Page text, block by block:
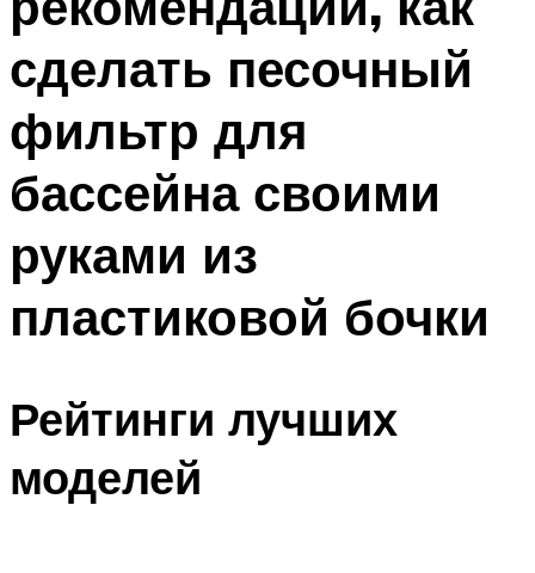
ПЛАВАНЬЕ ДЛЯ ДЕТЕЙ
БАССЕЙН ДЛЯ ДОМА
МЕНЮ
сделать песочный
фильтр для
бассейна своими
руками из
пластиковой бочки
Рейтинги лучших
моделей